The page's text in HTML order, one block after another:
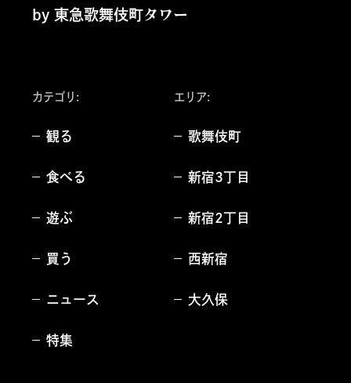
by 東急歌舞伎町タワー
カテゴリ:
観る
食べる
遊ぶ
買う
ニュース
特集
エリア:
歌舞伎町
新宿3丁目
新宿2丁目
西新宿
大久保